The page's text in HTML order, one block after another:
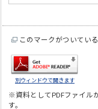
このマークがついてい
別ウィンドウで開きます
※資料としてPDFファイル
す。